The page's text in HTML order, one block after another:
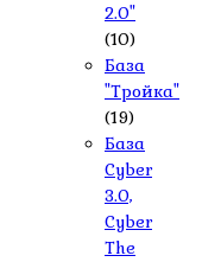
2.0"
(10)
База
"Тройка"
(19)
База
Cyber
3.0,
Cyber
The